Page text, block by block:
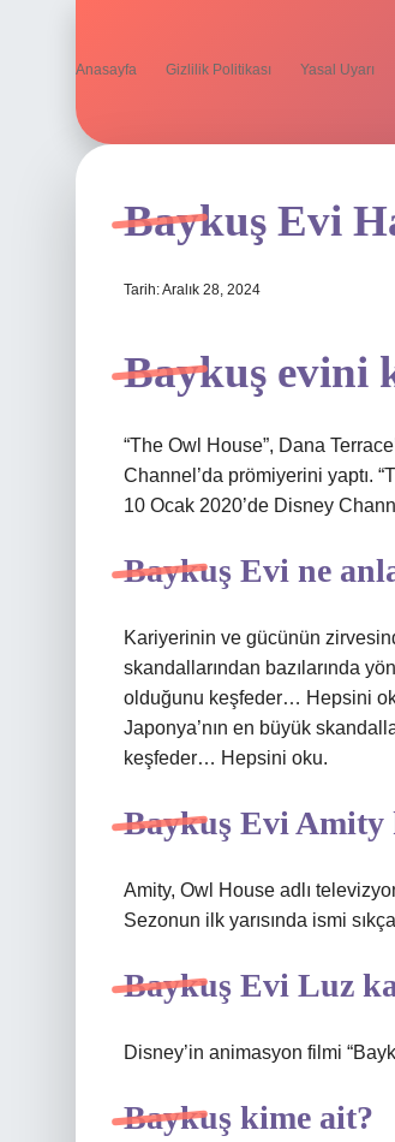
Anasayfa Gizlilik Politikası Yasal Uyarı
Baykuş Evi
Tarih: Aralık 28, 2024
Baykuş evini
“The Owl House”, Dana
Channel’da prömiyerini yaptı.
10 Ocak 2020’de Disney
Baykuş Evi ne
Kariyerinin ve gücünün
skandallarından bazılarında
olduğunu keşfeder… Hepsini
Japonya’nın en büyük
keşfeder… Hepsini oku.
Baykuş Evi Amity
Amity, Owl House adlı
Sezonun ilk yarısında ismi
Baykuş Evi Luz
Disney’in animasyon filmi
Baykuş kime ait?